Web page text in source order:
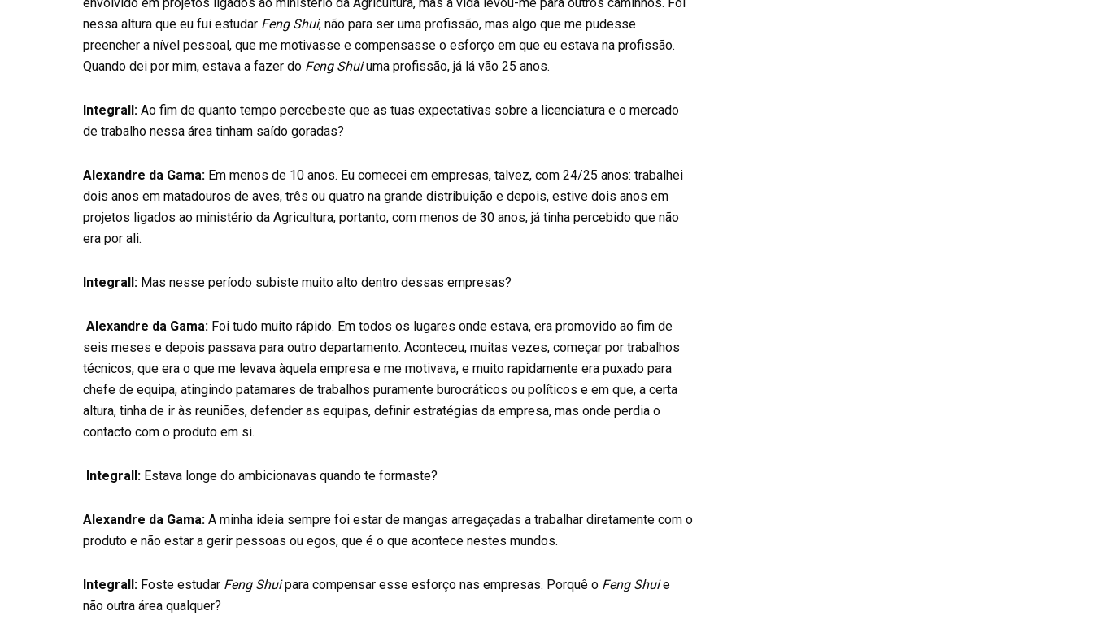
nessa altura que eu fui estudar Feng Shui, não para ser uma profissão, mas algo que me pudesse
preencher a nível pessoal, que me motivasse e compensasse o esforço em que eu estava na profissão.
Quando dei por mim, estava a fazer do Feng Shuiuma profissão, já lá vão 25 anos.
Integrall: Ao fim de quanto tempo percebeste que as tuas expectativas sobre a licenciatura e o mercado
de trabalho nessa área tinham saído goradas?
Alexandre da Gama: Em menos de 10 anos. Eu comecei em empresas, talvez, com 24/25 anos: trabalhei
dois anos em matadouros de aves, três ou quatro na grande distribuição e depois, estive dois anos em
projetos ligados ao ministério da Agricultura, portanto, com menos de 30 anos, já tinha percebido que não
era por ali.
Integrall: Mas nesse período subiste muito alto dentro dessas empresas?
Alexandre da Gama: Foi tudo muito rápido. Em todos os lugares onde estava, era promovido ao fim de
seis meses e depois passava para outro departamento. Aconteceu, muitas vezes, começar por trabalhos
técnicos, que era o que me levava àquela empresa e me motivava, e muito rapidamente era puxado para
chefe de equipa, atingindo patamares de trabalhos puramente burocráticos ou políticos e em que, a certa
altura, tinha de ir às reuniões, defender as equipas, definir estratégias da empresa, mas onde perdia o
contacto com o produto em si.
Integrall: Estava longe do ambicionavas quando te formaste?
Alexandre da Gama: A minha ideia sempre foi estar de mangas arregaçadas a trabalhar diretamente com o
produto e não estar a gerir pessoas ou egos, que é o que acontece nestes mundos.
Integrall: Foste estudar Feng Shuipara compensar esse esforço nas empresas. Porquê o Feng Shuie
não outra área qualquer?